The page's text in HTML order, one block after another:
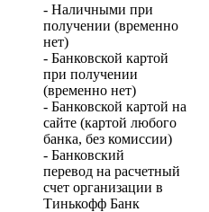
- Наличными при
получении (временно
нет)
- Банковской картой
при получении
(временно нет)
- Банковской картой на
сайте (картой любого
банка, без комиссии)
- Банковский
перевод на расчетный
счет организации в
Тинькофф Банк